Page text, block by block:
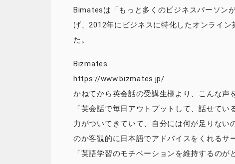
Bimatesは「もっと多くのビジネスパーソン
げ、2012年にビジネスに特化したオンライ
た。
Bizmates
https://www.bizmates.jp/
かねてから英会話の受講生様より、こんな声
「英会話で毎日アウトプットして、話せて
力がついてきていて、自分には何が足りな
のか客観的に日本語でアドバイスをくれるサ
「英語学習のモチベーションを維持するのが